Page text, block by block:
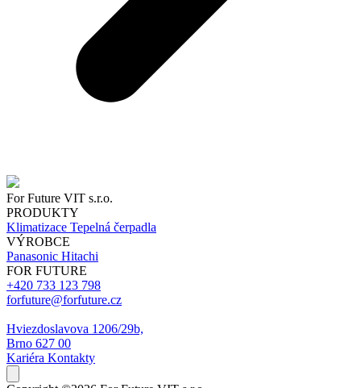
For Future VIT s.r.o.
PRODUKTY
Klimatizace Tepelná čerpadla
VÝROBCE
Panasonic Hitachi
FOR FUTURE
+420 733 123 798
forfuture@forfuture.cz
Hviezdoslavova 1206/29b,
Brno 627 00
Kariéra Kontakty